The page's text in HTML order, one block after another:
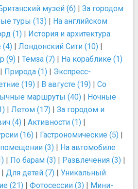
музей (6) | За городом
туры (13) | На английском
(1) | История и архитектура
(4) | Лондонский Сити (10) |
(9) | Темза (7) | На кораблике (1)
| Природа (1) | Экспресс-
(19) | В августе (19) | Со
маршруты (40) | Ночные
| Летом (17) | За городом и
(4) | Активности (1) |
(16) | Гастрономические (5) |
(3) | На автомобиле
| По барам (3) | Развлечения (3) |
| Для детей (7) | Уникальный
(21) | Фотосессии (3) | Мини-